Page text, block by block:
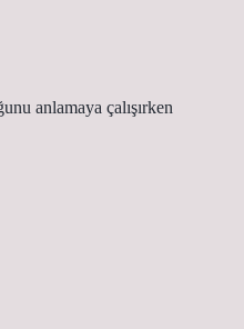
anlamaya çalışırken